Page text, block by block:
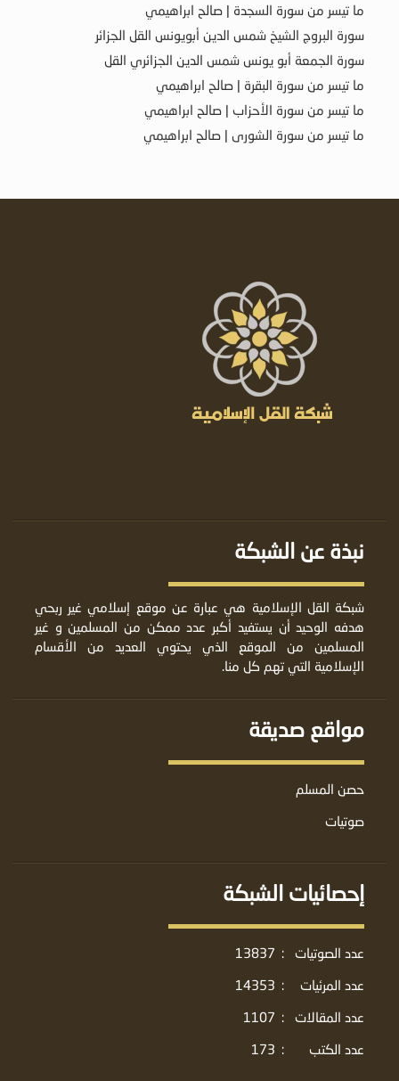
ما تيسر من سورة السجدة | صالح ابراهيمي
سورة البروج الشيخ شمس الدين أبويونس القل الجزائر
سورة الجمعة أبو يونس شمس الدين الجزائري القل
ما تيسر من سورة البقرة | صالح ابراهيمي
ما تيسر من سورة الأحزاب | صالح ابراهيمي
ما تيسر من سورة الشورى | صالح ابراهيمي
نبذة عن الشبكة
شبكة القل الإسلامية هي عبارة عن موقع إسلامي غير ربحي
هدفه الوحيد أن يستفيد أكبر عدد ممكن من المسلمين و غير
المسلمين من الموقع الذي يحتوي العديد من الأقسام
الإسلامية التي تهم كل منا.
مواقع صديقة
حصن المسلم
صوتيات
إحصائيات الشبكة
عدد الصوتيات :
13837
عدد المرئيات
:
14353
عدد المقالات
:
1107
عدد الكتب
:
173